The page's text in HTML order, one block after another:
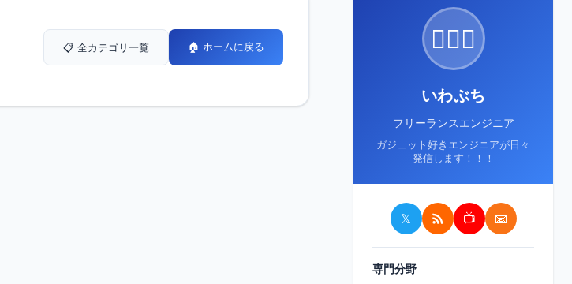
📋 全カテゴリ一覧 🏠 ホームに戻る 🙋🏻‍♂️
いわぶち
フリーランスエンジニア
ガジェット好きエンジニアが日々
発信します！！！
𝕏 📺 📧
専門分野